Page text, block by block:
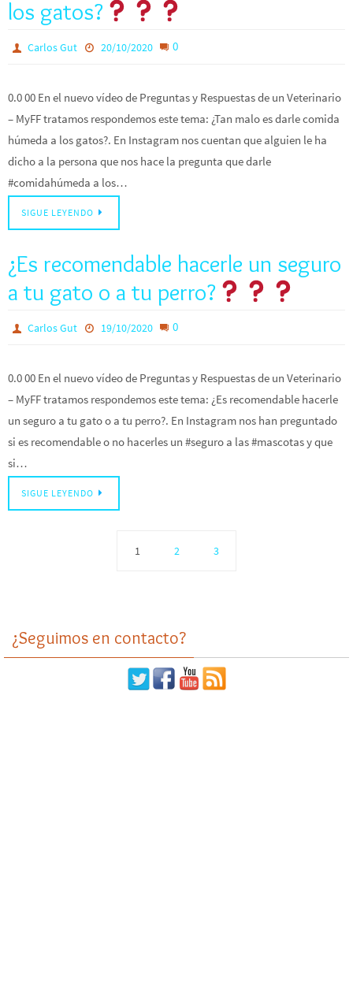
los gatos?
Carlos Gut 20/10/2020 0
0.0 00 En el nuevo vídeo de Preguntas y Respuestas de un Veterinario
– MyFF tratamos respondemos este tema: ¿Tan malo es darle comida
húmeda a los gatos?. En Instagram nos cuentan que alguien le ha
dicho a la persona que nos hace la pregunta que darle
#comidahúmeda a los…
SIGUE LEYENDO
¿Es recomendable hacerle un seguro
a tu gato o a tu perro?
Carlos Gut 19/10/2020 0
0.0 00 En el nuevo vídeo de Preguntas y Respuestas de un Veterinario
– MyFF tratamos respondemos este tema: ¿Es recomendable hacerle
un seguro a tu gato o a tu perro?. En Instagram nos han preguntado
si es recomendable o no hacerles un #seguro a las #mascotas y que
si…
SIGUE LEYENDO
1 2 3
¿Seguimos en contacto?